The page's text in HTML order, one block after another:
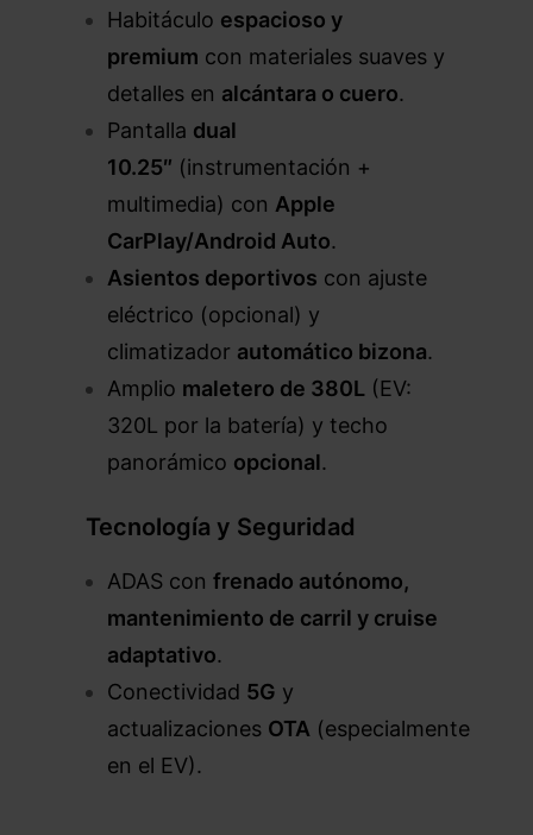
Habitáculo espacioso y
premium con materiales suaves y
detalles en alcántara o cuero.
Pantalla dual
10.25″ (instrumentación +
multimedia) con Apple
CarPlay/Android Auto.
Asientos deportivos con ajuste
eléctrico (opcional) y
climatizador automático bizona.
Amplio maletero de 380L (EV:
320L por la batería) y techo
panorámico opcional.
Tecnología y Seguridad
ADAS con frenado autónomo,
mantenimiento de carril y cruise
adaptativo.
Conectividad 5G y
actualizaciones OTA (especialmente
en el EV).